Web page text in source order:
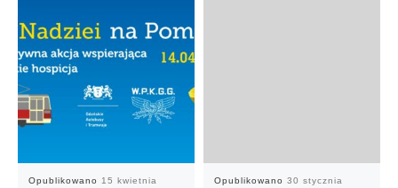
Opublikowano
15 kwietnia
Opublikowano 30 stycznia